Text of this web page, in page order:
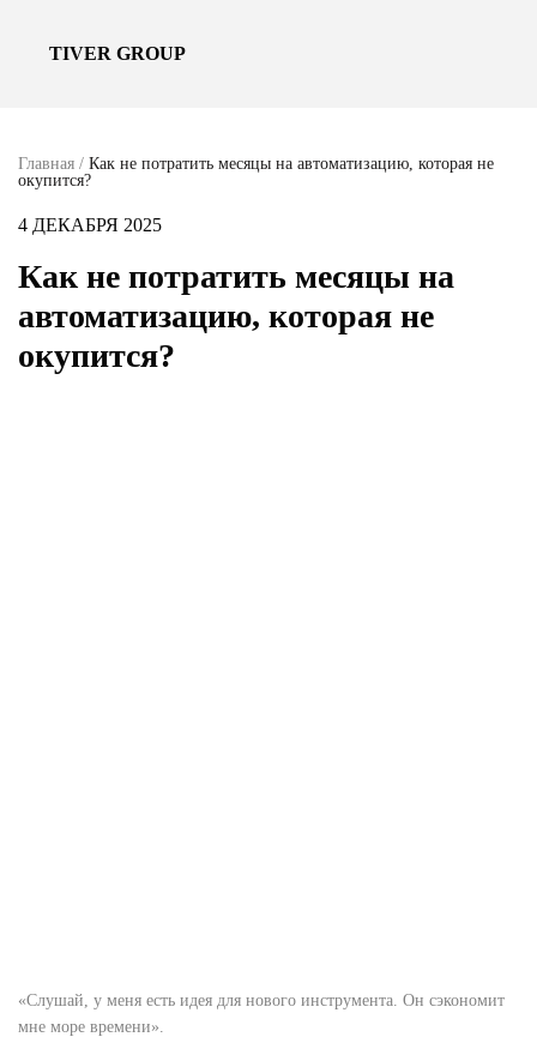
TIVER GROUP
Главная / Как не потратить месяцы на автоматизацию, которая не
окупится?
4 ДЕКАБРЯ 2025
Как не потратить месяцы на
автоматизацию, которая не
окупится?
«Слушай, у меня есть идея для нового инструмента. Он сэкономит
мне море времени».